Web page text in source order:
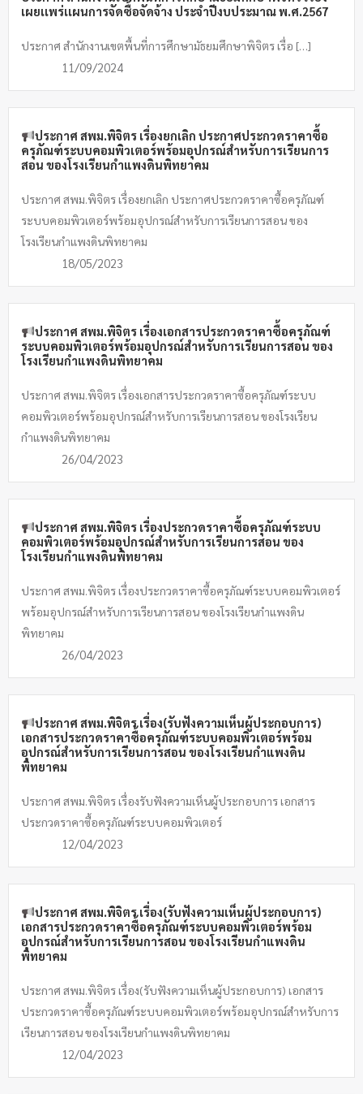
เผยเเพร่เเผนการจัดซื้อจัดจ้าง ประจำปีงบประมาณ พ.ศ.2567
ประกาศ สำนักงานเขตพื้นที่การศึกษามัธยมศึกษาพิจิตร เรื่อ […]
11/09/2024
ประกาศ สพม.พิจิตร เรื่องยกเลิก ประกาศประกวดราคาซื้อ
ครุภัณฑ์ระบบคอมพิวเตอร์พร้อมอุปกรณ์สำหรับการเรียนการ
สอน ของโรงเรียนกำแพงดินพิทยาคม
ประกาศ สพม.พิจิตร เรื่องยกเลิก ประกาศประกวดราคาซื้อครุภัณฑ์
ระบบคอมพิวเตอร์พร้อมอุปกรณ์สำหรับการเรียนการสอน ของ
โรงเรียนกำแพงดินพิทยาคม
18/05/2023
ประกาศ สพม.พิจิตร เรื่องเอกสารประกวดราคาซื้อครุภัณฑ์
ระบบคอมพิวเตอร์พร้อมอุปกรณ์สำหรับการเรียนการสอน ของ
โรงเรียนกำแพงดินพิทยาคม
ประกาศ สพม.พิจิตร เรื่องเอกสารประกวดราคาซื้อครุภัณฑ์ระบบ
คอมพิวเตอร์พร้อมอุปกรณ์สำหรับการเรียนการสอน ของโรงเรียน
กำแพงดินพิทยาคม
26/04/2023
ประกาศ สพม.พิจิตร เรื่องประกวดราคาซื้อครุภัณฑ์ระบบ
คอมพิวเตอร์พร้อมอุปกรณ์สำหรับการเรียนการสอน ของ
โรงเรียนกำแพงดินพิทยาคม
ประกาศ สพม.พิจิตร เรื่องประกวดราคาซื้อครุภัณฑ์ระบบคอมพิวเตอร์
พร้อมอุปกรณ์สำหรับการเรียนการสอน ของโรงเรียนกำแพงดิน
พิทยาคม
26/04/2023
ประกาศ สพม.พิจิตร เรื่อง(รับฟังความเห็นผู้ประกอบการ)
เอกสารประกวดราคาซื้อครุภัณฑ์ระบบคอมพิวเตอร์พร้อม
อุปกรณ์สำหรับการเรียนการสอน ของโรงเรียนกำแพงดิน
พิทยาคม
ประกาศ สพม.พิจิตร เรื่องรับฟังความเห็นผู้ประกอบการ เอกสาร
ประกวดราคาซื้อครุภัณฑ์ระบบคอมพิวเตอร์
12/04/2023
ประกาศ สพม.พิจิตร เรื่อง(รับฟังความเห็นผู้ประกอบการ)
เอกสารประกวดราคาซื้อครุภัณฑ์ระบบคอมพิวเตอร์พร้อม
อุปกรณ์สำหรับการเรียนการสอน ของโรงเรียนกำแพงดิน
พิทยาคม
ประกาศ สพม.พิจิตร เรื่อง(รับฟังความเห็นผู้ประกอบการ) เอกสาร
ประกวดราคาซื้อครุภัณฑ์ระบบคอมพิวเตอร์พร้อมอุปกรณ์สำหรับการ
เรียนการสอน ของโรงเรียนกำแพงดินพิทยาคม
12/04/2023